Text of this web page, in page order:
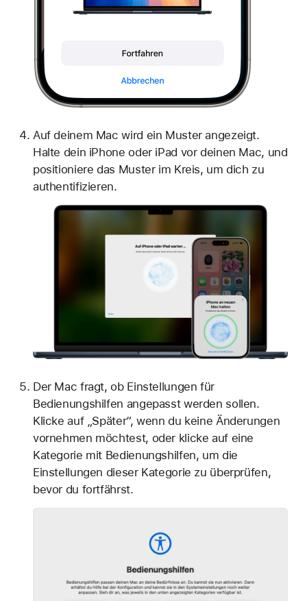
Auf deinem Mac wird ein Muster angezeigt.
Halte dein iPhone oder iPad vor deinen Mac, und
positioniere das Muster im Kreis, um dich zu
authentifizieren.
Der Mac fragt, ob Einstellungen für
Bedienungshilfen angepasst werden sollen.
Klicke auf „Später“, wenn du keine Änderungen
vornehmen möchtest, oder klicke auf eine
Kategorie mit Bedienungshilfen, um die
Einstellungen dieser Kategorie zu überprüfen,
bevor du fortfährst.